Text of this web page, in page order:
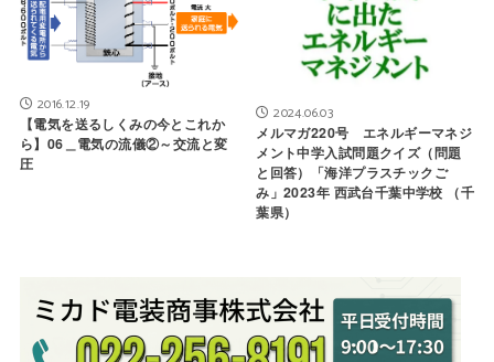
2016.12.19
【電気を送るしくみの今とこれか
ら】06＿電気の流儀②～交流と変
圧
2024.06.03
メルマガ220号 エネルギーマネジ
メント中学入試問題クイズ（問題
と回答）「海洋プラスチックご
み」2023年 西武台千葉中学校 （千
葉県）